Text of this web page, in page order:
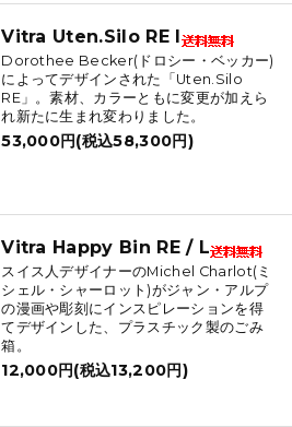
Vitra Uten.Silo RE l
Dorothee Becker(ドロシー・ベッカー)
によってデザインされた「Uten.Silo
RE」。素材、カラーともに変更が加えら
れ新たに生まれ変わりました。
53,000円(税込58,300円)
Vitra Happy Bin RE / L
スイス人デザイナーのMichel Charlot(ミ
シェル・シャーロット)がジャン・アルプ
の漫画や彫刻にインスピレーションを得
てデザインした、プラスチック製のごみ
箱。
12,000円(税込13,200円)